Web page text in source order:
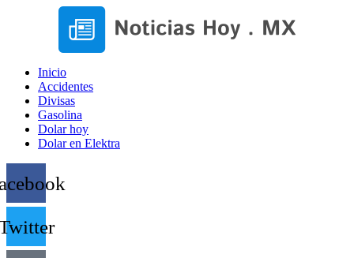
Inicio
Accidentes
Divisas
Gasolina
Dolar hoy
Dolar en Elektra